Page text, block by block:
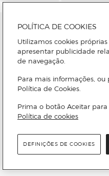
POLÍTICA DE COOKIES
Utilizamos cookies
apresentar publicidade
de navegação.
Para mais informações,
Política de Cookies.
Prima o botão Aceitar
Política de cookies
DEFINIÇÕES DE COOKIES